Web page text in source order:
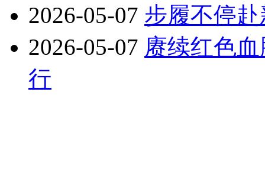
2026-05-07 步履不停
2026-05-07 赓续红色
行